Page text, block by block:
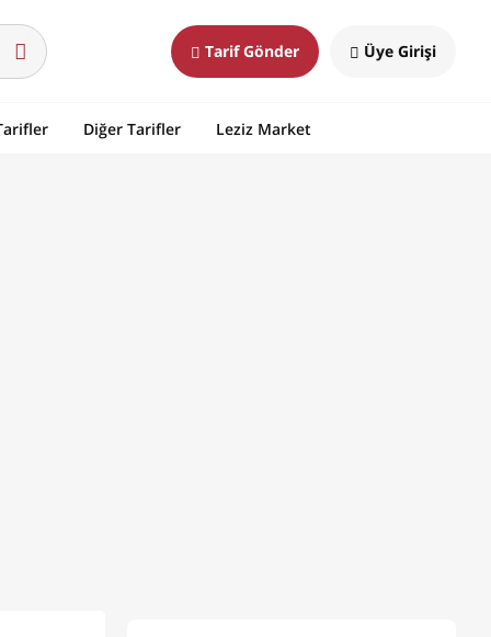
Tarif Gönder Üye Girişi
Diğer Tarifler Leziz Market